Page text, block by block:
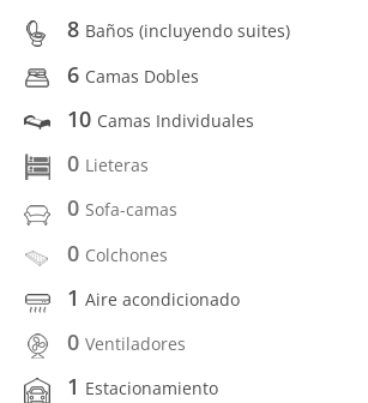
8 Baños (incluyendo suites)
6 Camas Dobles
10 Camas Individuales
0 Lieteras
0 Sofa-camas
0 Colchones
1 Aire acondicionado
0 Ventiladores
1 Estacionamiento